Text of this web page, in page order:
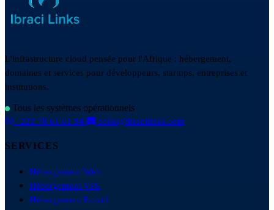
L'infrastructure cloud pensée pour l'Afrique : hébergement,
domaines et services pour développeurs, startups, entreprises et
institutions.
Tous les systèmes opérationnels
+223 78 61 61 94
hello@ibracilinks.com
SERVICES
Hébergement Web
Hébergement VPS
Hébergement E-mail